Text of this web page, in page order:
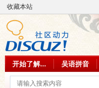
收藏本站
开始了解... 吴语拼音